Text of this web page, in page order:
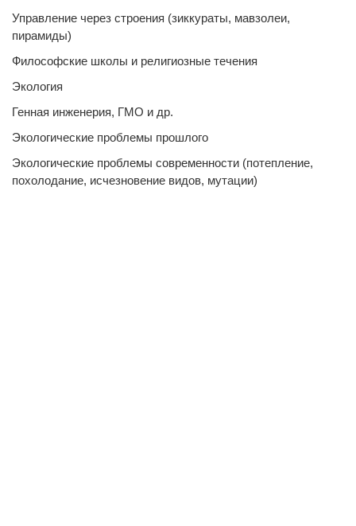
Управление через строения (зиккураты, мавзолеи,
пирамиды)
Философские школы и религиозные течения
Экология
Генная инженерия, ГМО и др.
Экологические проблемы прошлого
Экологические проблемы современности (потепление,
похолодание, исчезновение видов, мутации)